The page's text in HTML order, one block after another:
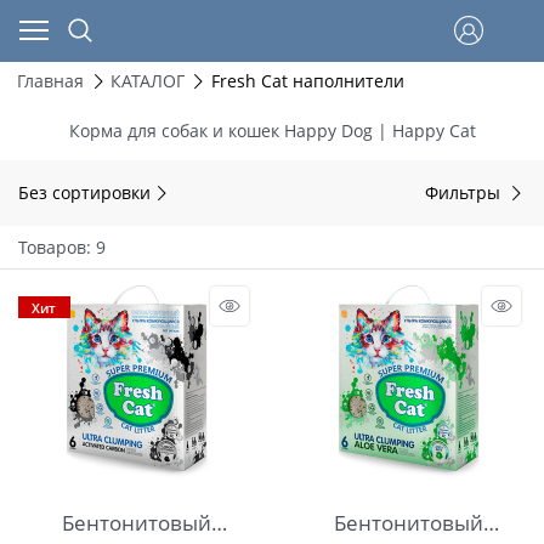
Главная КАТАЛОГ Fresh Cat наполнители
Корма для собак и кошек Happy Dog | Happy Cat
Без сортировки Фильтры
Товаров: 9
Хит
Бентонитовый Бентонитовый